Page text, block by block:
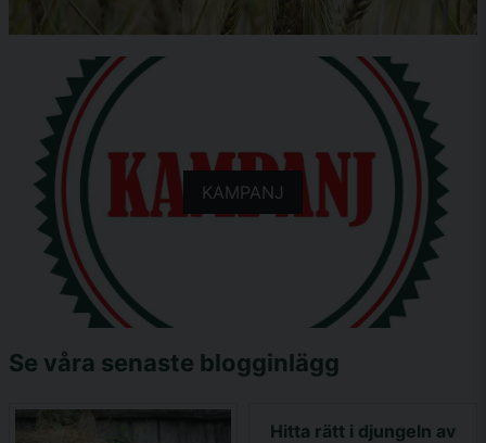
KAMPANJ
Se våra senaste blogginlägg
Hitta rätt i djungeln av